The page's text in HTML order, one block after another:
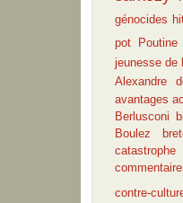
génocides
pot Poutine
jeunesse de
Alexandre
avantages
Berlusconi
Boulez
catastrophe
contre-